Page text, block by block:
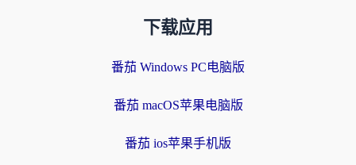
下载应用
番茄 Windows PC电脑版
番茄 macOS苹果电脑版
番茄 ios苹果手机版